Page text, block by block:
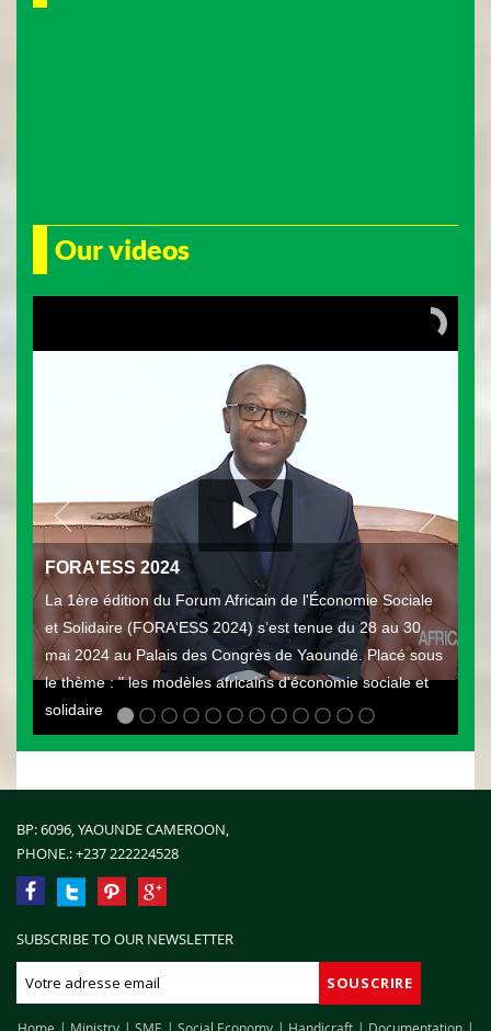
Our videos
FORA'ESS 2024
La 1ère édition du Forum Africain de l'Économie Sociale
et Solidaire (FORA'ESS 2024) s’est tenue du 28 au 30
mai 2024 au Palais des Congrès de Yaoundé. Placé sous
le thème : " les modèles africains d'économie sociale et
solidaire
BP: 6096, YAOUNDE CAMEROON,
PHONE.:+237 222224528
SUBSCRIBE TO OUR NEWSLETTER